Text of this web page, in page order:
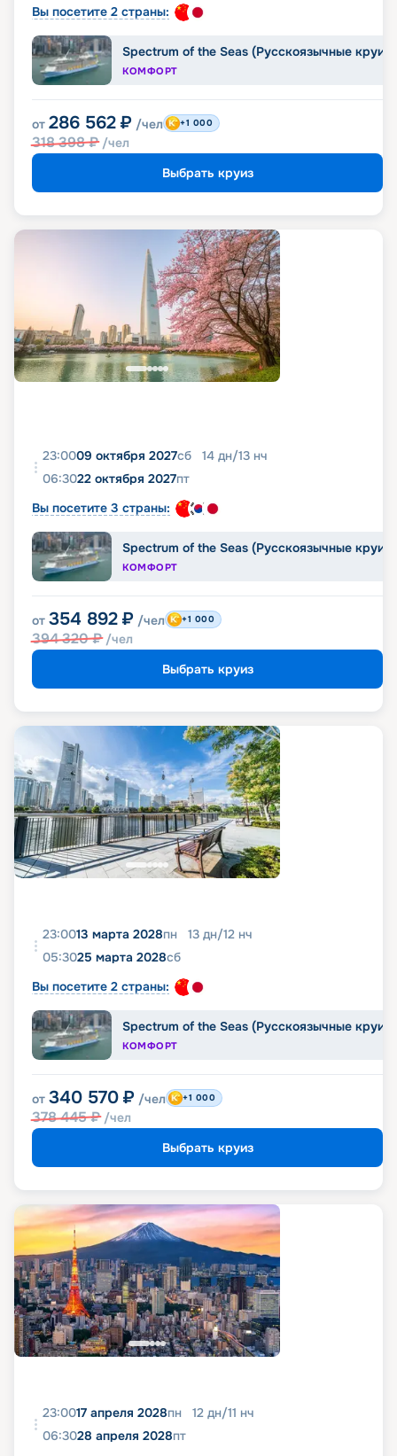
Вы посетите 2 страны:
Spectrum of the Seas (Русскоязычные
КОМФОРТ
от 286 562 ₽ /чел
318 398₽ /чел
+1 000
Выбрать круиз
23:0009 октября 2027сб 14 дн/13 нч
06:3022 октября 2027пт
Вы посетите 3 страны:
Spectrum of the Seas (Русскоязычные
КОМФОРТ
от 354 892 ₽ /чел
394 320₽ /чел
+1 000
Выбрать круиз
23:0013 марта 2028пн 13 дн/12 нч
05:3025 марта 2028сб
Вы посетите 2 страны:
Spectrum of the Seas (Русскоязычные
КОМФОРТ
от 340 570 ₽ /чел
378 445₽ /чел
+1 000
Выбрать круиз
23:0017 апреля 2028пн 12 дн/11 нч
06:3028 апреля 2028пт